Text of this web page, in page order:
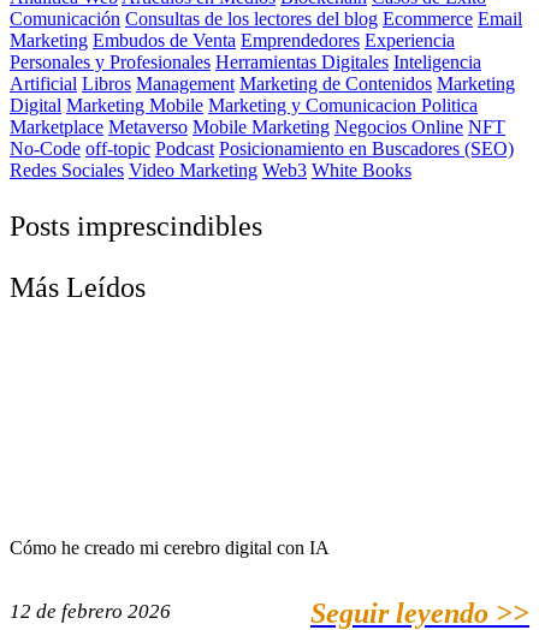
Comunicación Consultas de los lectores del blog Ecommerce Email
Marketing Embudos de Venta Emprendedores Experiencia
Personales y Profesionales Herramientas Digitales Inteligencia
Artificial Libros Management Marketing de Contenidos Marketing
Digital Marketing Mobile Marketing y Comunicacion Politica
Marketplace Metaverso Mobile Marketing Negocios Online NFT
No-Code off-topic Podcast Posicionamiento en Buscadores (SEO)
Redes Sociales Video Marketing Web3 White Books
Posts imprescindibles
Más Leídos
Cómo he creado mi cerebro digital con IA
12 de febrero 2026 Seguir leyendo >>